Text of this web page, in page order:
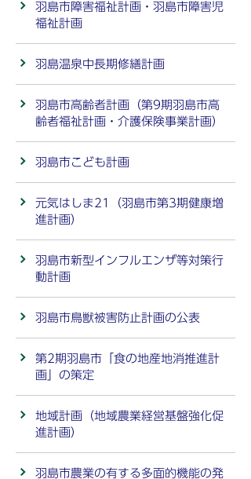
羽島市障害福祉計画・羽島市障害児
福祉計画
羽島温泉中長期修繕計画
羽島市高齢者計画（第9期羽島市高
齢者福祉計画・介護保険事業計画）
羽島市こども計画
元気はしま21（羽島市第3期健康増
進計画）
羽島市新型インフルエンザ等対策行
動計画
羽島市鳥獣被害防止計画の公表
第2期羽島市「食の地産地消推進計
画」の策定
地域計画（地域農業経営基盤強化促
進計画）
羽島市農業の有する多面的機能の発